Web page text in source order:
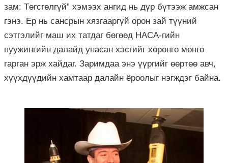
зам: Төгсгөлгүй” хэмээх ангид нь дүр бүтээж амжсан
гэнэ. Ер нь сансрын хязгааргүй орон зай түүний
сэтгэлийг маш их татдаг бөгөөд НАСА-гийн
пуужингийн далайд унасан хэсгийг хөрөнгө мөнгө
гарган эрж хайдаг. Заримдаа энэ үүргийг өөртөө авч,
хүүхдүүдийн хамтаар далайн ёроолыг нэгждэг байна.